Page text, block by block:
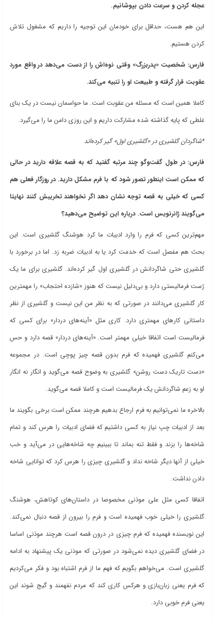
عجله کردن و سرعت دادن بپوشانیم.
این هم هست، حداقل برای خودمان این توجیه را داریم که مشغول تلاش
کردن هستیم.
فارس: شخصیت «پدربزرگ» وقتی نوه‌اش را از دست می‌دهد در واقع مورد
عقوبت قرار گرفته و طبیعت او را تنبیه می‌کند.
کاملا همین است که مسئله من عقوبت است. ما حواسمان نیست در یک بنای
غلطی که پایه گذاشته شده مشارکت داریم و این روزی دامن ما را می‌گیرد.
*شاگردان گلشیری در «گلشیری اول» گیر کرده‌اند
فارس: در طول گفت‌وگو چند مرتبه گفتید که به قصه علاقه دارید در حالی
که ممکن است اینطور تصور شود که با فرم مشکل دارید. در روزگار فعلی هم
کسی که خیلی به قصه توجه نشان دهد اگر نخواهند تخریبش کنند نهایتا
می‌گویند ژانرنویس است. درباره این توضیح می‌دهید؟
مهم‌ترین کسی که فرم را وارد ادبیات ما کرد هوشنگ گلشیری است. این
بحث هم مفصل است که خدمت کرد یا به ادبیات ضربه زد. اما در برخورد با
گلشیری حتی شاگردانش در گلشیری اول گیر کرده‌اند. گلشیری برای ما یک
ژست فرمالیستی دارد و بی‌دلیل نیست که هنوز «شازده احتجاب» را مهمترین
کار گلشیری می‌دانند در صورتی که به نظر من این نیست و گلشیری از نظر
داستانی کارهای مهمتری دارد. کاری مثل «آینه‌های دردار» برای کسی که
فرمالیست است اتفاقا خیلی مهمتر است. «آینه‌های دردار» قصه دارد و حس
می‌کنم گلشیری فهمیده که فرم بدون قصه چیز پوچی است. در مجموعه
«دست تاریک دست روشن» گلشیری به وضوح قصه می‌گوید و انگار نه انگار
او به زعم شاگردانش یک فرمالیست است و کاملا قصه می‌گوید.
بالاخره ما نمی‌توانیم به فرم ارجاع بدهیم هرچند ممکن است برخی بگویند ما
بعد از ادبیات چپ نیاز به کسی داشتیم که فضای ادبیات را هرس کند و تمام
شاخه‌ها را بزند و فقط تنه بماند تا ببینیم چه شاخه‌هایی در می‌‌آید و خب
خیلی از آنها دیگر شاخه نداد و گلشیری چیزی را هرس کرد که توانایی شاخه
دادن نداشت.
اتفاقا کسی مثل علی موذنی مخصوصا در داستان‌های کوتاهش، هوشنگ
گلشیری را خیلی خوب فهمیده است و فرم را بیرون از قصه دنبال نمی‌کند.
این نویسنده فهمیده که فرم چیزی در درون قصه است هرچند موذنی اساسا
در فضای گلشیری دیده نمی‌شود در صورتی که موذنی یک پیشنهاد به ادامه
گلشیری است. می‌خواهم بگویم که فهم ما از فرم اشتباه بود و فکر می‌کردیم
که فرم یعنی زبان‌بازی و هرکس کاری کند که مردم نفهمند و گیج شوند این
یعنی فرم خوبی دارد.